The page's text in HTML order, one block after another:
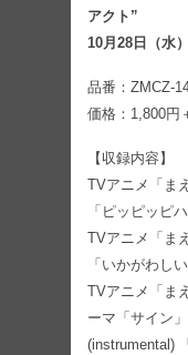
アクト”
10月28日（水
品番：ZMCZ-
価格：1,800円
【収録内容】
TVアニメ「ま
「ピッピッピ
TVアニメ「ま
「いかがわし
TVアニメ「ま
ーマ「サイン
(instrumental)